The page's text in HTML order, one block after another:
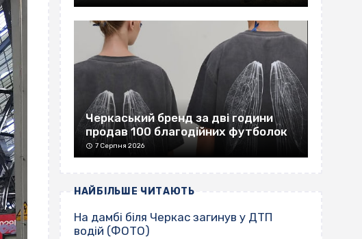
Черкаський бренд за дві години
продав 100 благодійних футболок
7 Серпня 2026
НАЙБІЛЬШЕ ЧИТАЮТЬ
На дамбі біля Черкас загинув у ДТП
водій (ФОТО)